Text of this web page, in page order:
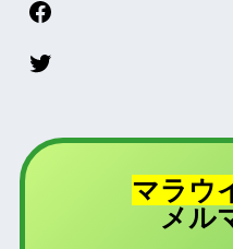
マラウ
メル